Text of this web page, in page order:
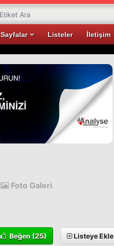
Sayfalar Listeler İletişim
Foto Galeri
Beğen (25) Listeye Ekle